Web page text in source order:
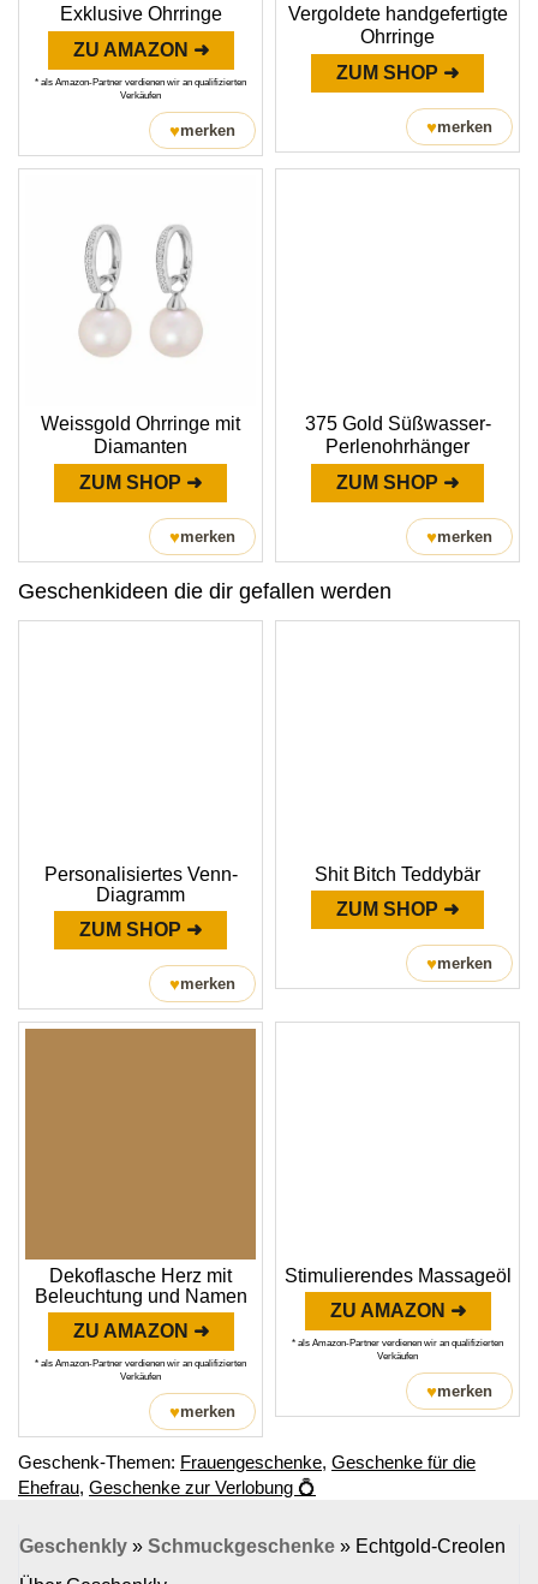
Exklusive Ohrringe
ZU AMAZON ➜
* als Amazon-Partner verdienen wir an qualifizierten
Verkäufen
♥merken
Vergoldete handgefertigte
Ohrringe
ZUM SHOP ➜
♥merken
Weissgold Ohrringe mit
Diamanten
ZUM SHOP ➜
♥merken
375 Gold Süßwasser-
Perlenohrhänger
ZUM SHOP ➜
♥merken
Geschenkideen die dir gefallen werden
Personalisiertes Venn-
Diagramm
ZUM SHOP ➜
♥merken
Shit Bitch Teddybär
ZUM SHOP ➜
♥merken
Dekoflasche Herz mit
Beleuchtung und Namen
ZU AMAZON ➜
* als Amazon-Partner verdienen wir an qualifizierten
Verkäufen
♥merken
Stimulierendes Massageöl
ZU AMAZON ➜
* als Amazon-Partner verdienen wir an qualifizierten
Verkäufen
♥merken
Geschenk-Themen: Frauengeschenke, Geschenke für die
Ehefrau, Geschenke zur Verlobung 💍
Geschenkly » Schmuckgeschenke » Echtgold-Creolen